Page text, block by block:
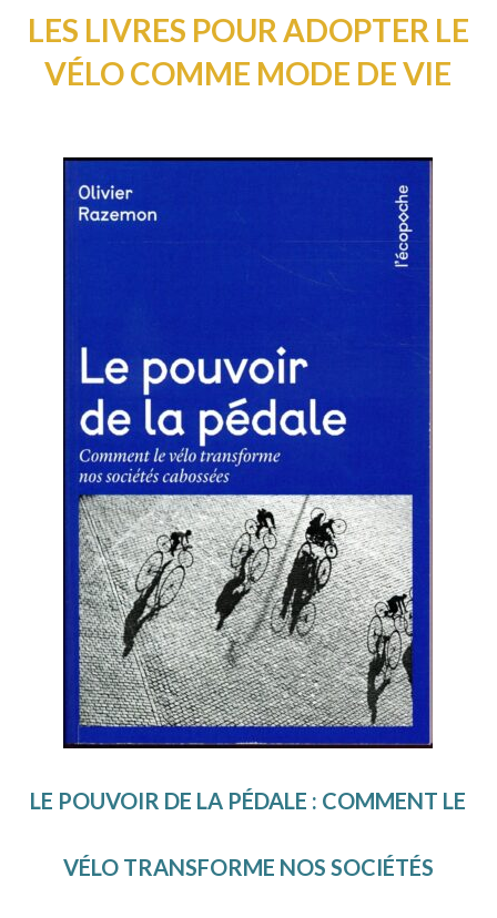
LES LIVRES POUR ADOPTER LE
VÉLO COMME MODE DE VIE
LE POUVOIR DE LA PÉDALE : COMMENT LE
VÉLO TRANSFORME NOS SOCIÉTÉS